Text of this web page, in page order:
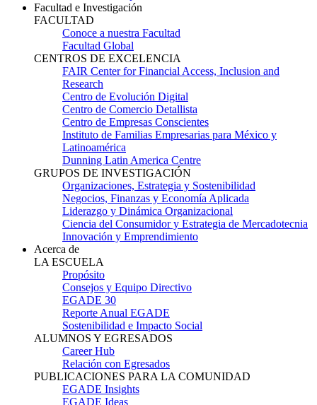
Facultad e Investigación
FACULTAD
Conoce a nuestra Facultad
Facultad Global
CENTROS DE EXCELENCIA
FAIR Center for Financial Access, Inclusion and
Research
Centro de Evolución Digital
Centro de Comercio Detallista
Centro de Empresas Conscientes
Instituto de Familias Empresarias para México y
Latinoamérica
Dunning Latin America Centre
GRUPOS DE INVESTIGACIÓN
Organizaciones, Estrategia y Sostenibilidad
Negocios, Finanzas y Economía Aplicada
Liderazgo y Dinámica Organizacional
Ciencia del Consumidor y Estrategia de Mercadotecnia
Innovación y Emprendimiento
Acerca de
LA ESCUELA
Propósito
Consejos y Equipo Directivo
EGADE 30
Reporte Anual EGADE
Sostenibilidad e Impacto Social
ALUMNOS Y EGRESADOS
Career Hub
Relación con Egresados
PUBLICACIONES PARA LA COMUNIDAD
EGADE Insights
EGADE Ideas